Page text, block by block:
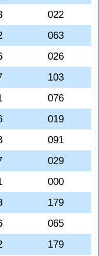
022
063
026
103
076
019
091
029
000
179
065
179